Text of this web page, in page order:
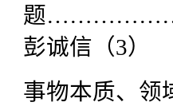
题
彭诚信 （3）
事物本质、领